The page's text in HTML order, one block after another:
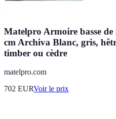
Matelpro Armoire basse
cm Archiva Blanc, gris,
timber ou cèdre
matelpro.com
702 EURVoir le prix